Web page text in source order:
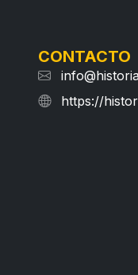
CONTACTO
https://